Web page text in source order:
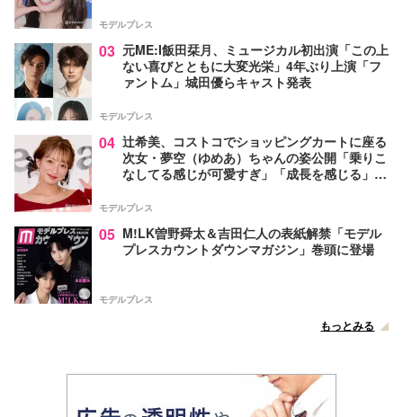
モデルプレス
03 元ME:I飯田栞月、ミュージカル初出演「この上
ない喜びとともに大変光栄」4年ぶり上演「フ
ァントム」城田優らキャスト発表
モデルプレス
04 辻希美、コストコでショッピングカートに座る
次女・夢空（ゆめあ）ちゃんの姿公開「乗りこ
なしてる感じが可愛すぎ」「成長を感じる」の
モデルプレス
05 M!LK曽野舜太＆吉田仁人の表紙解禁「モデル
プレスカウントダウンマガジン」巻頭に登場
モデルプレス
もっとみる